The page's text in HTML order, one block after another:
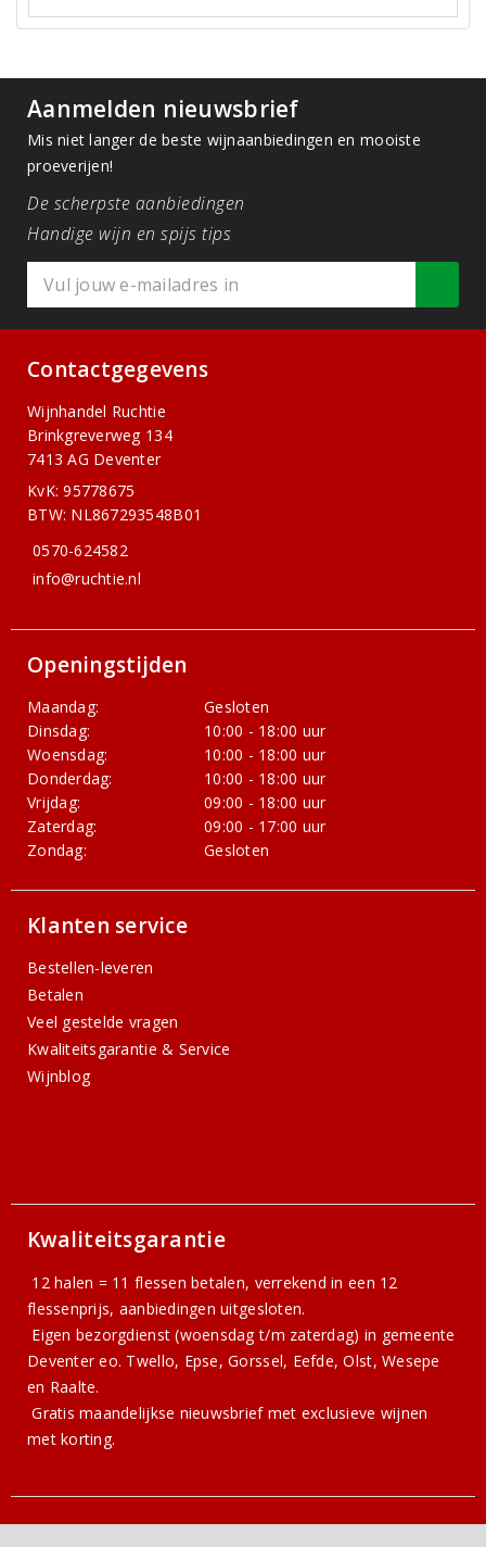
Aanmelden nieuwsbrief
Mis niet langer de beste wijnaanbiedingen en mooiste
proeverijen!
De scherpste aanbiedingen
Handige wijn en spijs tips
Contactgegevens
Wijnhandel Ruchtie
Brinkgreverweg 134
7413 AG Deventer
KvK: 95778675
BTW: NL867293548B01
0570-624582
info@ruchtie.nl
Openingstijden
Maandag:
Gesloten
Dinsdag:
10:00 - 18:00 uur
Woensdag:
10:00 - 18:00 uur
Donderdag:
10:00 - 18:00 uur
Vrijdag:
09:00 - 18:00 uur
Zaterdag:
09:00 - 17:00 uur
Zondag:
Gesloten
Klanten service
Bestellen-leveren
Betalen
Veel gestelde vragen
Kwaliteitsgarantie & Service
Wijnblog
Kwaliteitsgarantie
12 halen = 11 flessen betalen, verrekend in een 12
flessenprijs, aanbiedingen uitgesloten.
Eigen bezorgdienst (woensdag t/m zaterdag) in gemeente
Deventer eo. Twello, Epse, Gorssel, Eefde, Olst, Wesepe
en Raalte.
Gratismaandelijkse nieuwsbriefmet exclusieve wijnen
met korting.